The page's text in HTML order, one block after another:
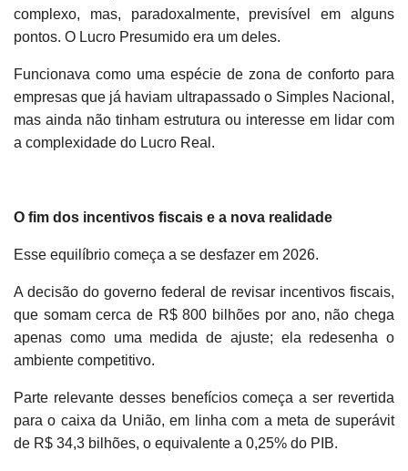
complexo, mas, paradoxalmente, previsível em alguns
pontos. O Lucro Presumido era um deles.
Funcionava como uma espécie de zona de conforto para
empresas que já haviam ultrapassado o Simples Nacional,
mas ainda não tinham estrutura ou interesse em lidar com
a complexidade do Lucro Real.
O fim dos incentivos fiscais e a nova realidade
Esse equilíbrio começa a se desfazer em 2026.
A decisão do governo federal de revisar incentivos fiscais,
que somam cerca de R$ 800 bilhões por ano, não chega
apenas como uma medida de ajuste; ela redesenha o
ambiente competitivo.
Parte relevante desses benefícios começa a ser revertida
para o caixa da União, em linha com a meta de superávit
de R$ 34,3 bilhões, o equivalente a 0,25% do PIB.